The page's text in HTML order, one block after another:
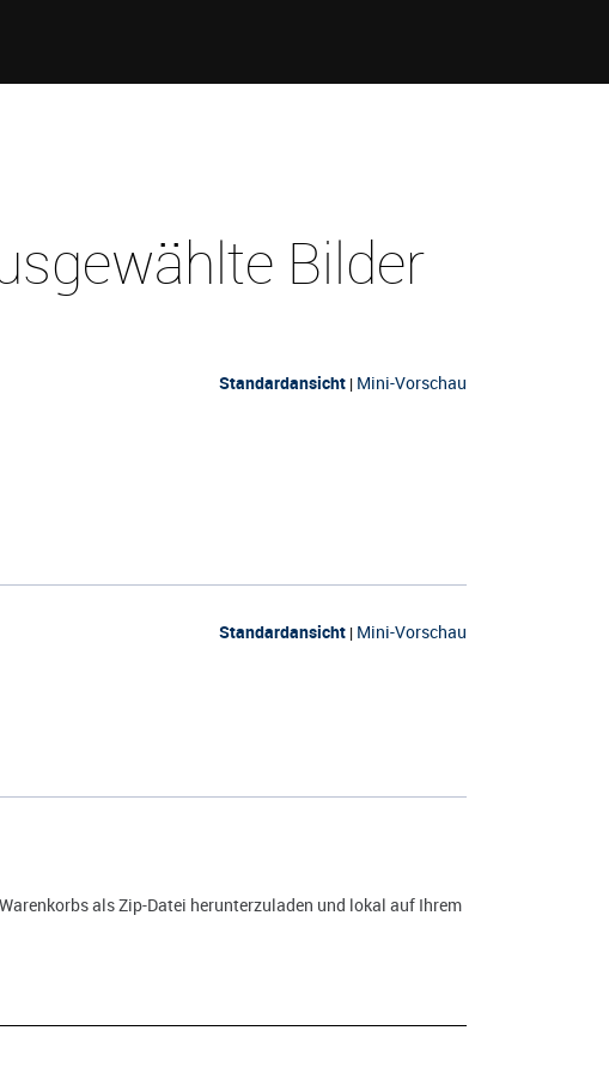
Bilder
Standardansicht | Mini-Vorschau
Standardansicht | Mini-Vorschau
als Zip-Datei herunterzuladen und lokal auf Ihrem